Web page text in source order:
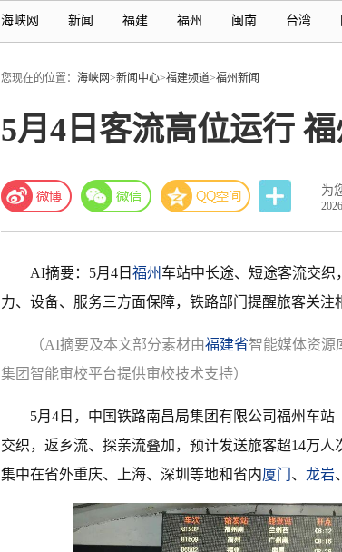
海峡网 新闻 福建 福州 闽南 台湾
您现在的位置： 海峡网>新闻中心>福建频道>福州新闻
5月4日客流高位运行
为
AI摘要：5月4日 福州 车站中长途、短途客流交
力、设备、服务三方面保障，铁路部门提醒旅客关注
（AI摘要及本文部分素材由福建省智能媒体资源
集团智能审校平台提供审校技术支持）
5月4日，中国铁路南昌局集团有限公司福州车
交织，返乡流、探亲流叠加，预计发送旅客超14万
集中在省外重庆、上海、深圳等地和省内厦门 、 龙岩